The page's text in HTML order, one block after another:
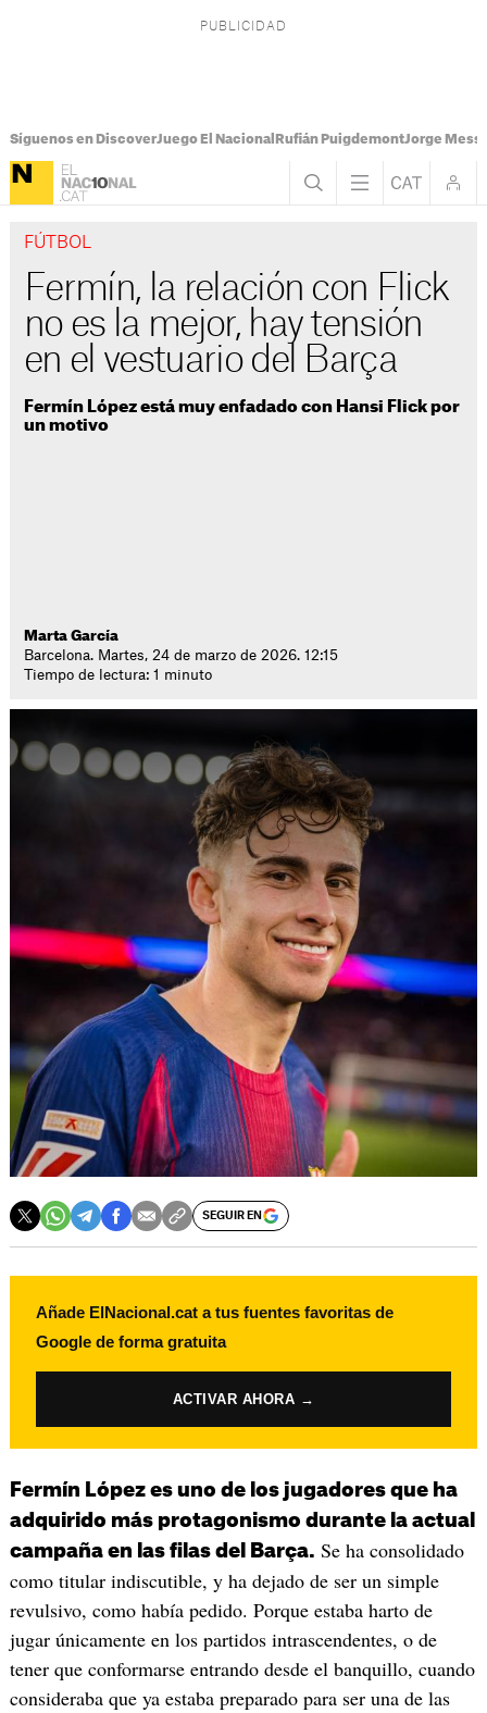
Síguenos en DiscoverJuego El Nacional Rufián PuigdemontJorge Messi
FÚTBOL
Fermín, la relación con Flick
no es la mejor, hay tensión
en el vestuario del Barça
Fermín López está muy enfadado con Hansi Flick por
un motivo
Marta García
Barcelona. Martes, 24 de marzo de 2026. 12:15
Tiempo de lectura: 1 minuto
SEGUIR EN
Añade ElNacional.cat a tus fuentes favoritas de
Google de forma gratuita
ACTIVAR AHORA →
Fermín López es uno de los jugadores que ha
adquirido más protagonismo durante la actual
campaña en las filas del Barça. Se ha consolidado
como titular indiscutible, y ha dejado de ser un simple
revulsivo, como había pedido. Porque estaba harto de
jugar únicamente en los partidos intrascendentes, o de
tener que conformarse entrando desde el banquillo, cuando
consideraba que ya estaba preparado para ser una de las